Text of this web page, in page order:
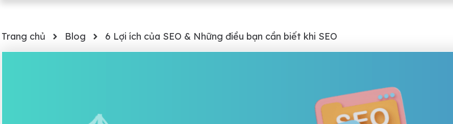
Trang chủ Blog 6 Lợi ích của SEO & Những điều bạn cần biết khi SEO